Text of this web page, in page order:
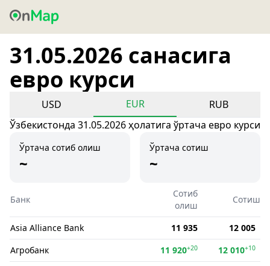
31.05.2026 санасига
евро курси
USD EUR
RUB
Ўзбекистонда 31.05.2026 ҳолатига ўртача евро курси
Ўртача сотиб олиш
~
Ўртача сотиш
~
Банк
Сотиб
олиш
Сотиш
Asia Alliance Bank 11 935
12 005
Агробанк
11 920+20 12 010+10